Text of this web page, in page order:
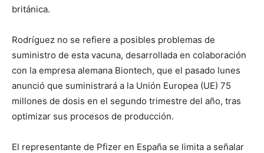
británica.
Rodríguez no se refiere a posibles problemas de
suministro de esta vacuna, desarrollada en colaboración
con la empresa alemana Biontech, que el pasado lunes
anunció que suministrará a la Unión Europea (UE) 75
millones de dosis en el segundo trimestre del año, tras
optimizar sus procesos de producción.
El representante de Pfizer en España se limita a señalar